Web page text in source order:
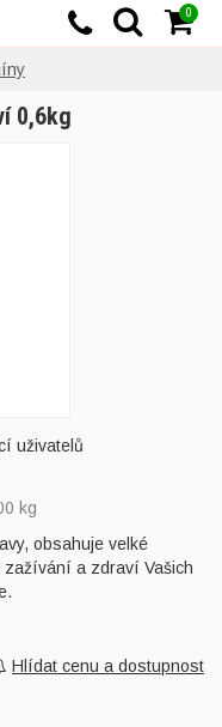
0,6kg
uživatelů
kg
obsahuje velké
zažívání a zdraví Vašich
Hlídat cenu a dostupnost
0